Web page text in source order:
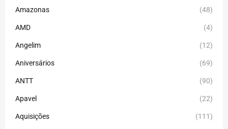
Amazonas (48)
AMD (4)
Angelim (12)
Aniversários (69)
ANTT (90)
Apavel (22)
Aquisições (111)